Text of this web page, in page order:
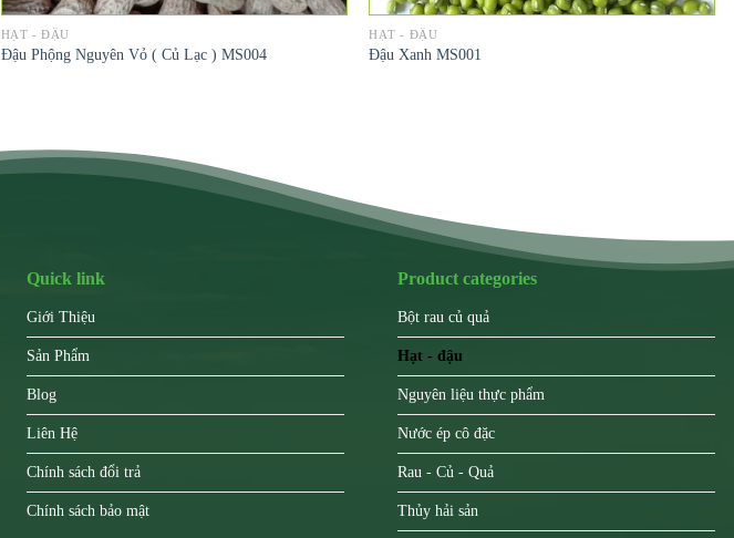
HẠT - ĐẬU
Đậu Phộng Nguyên Vỏ ( Củ Lạc ) MS004
HẠT - ĐẬU
Đậu Xanh MS001
Quick link
Giới Thiệu
Sản Phẩm
Blog
Liên Hệ
Chính sách đổi trả
Chính sách bảo mật
Product categories
Bột rau củ quả
Hạt - đậu
Nguyên liệu thực phẩm
Nước ép cô đặc
Rau - Củ - Quả
Thủy hải sản